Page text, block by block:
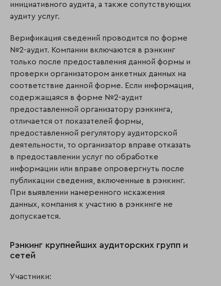
инициативного аудита, а также сопутствующих
аудиту услуг.
Верификация сведений проводится по форме
№2-аудит. Компании включаются в рэнкинг
только после предоставления данной формы и
проверки организатором анкетных данных на
соответствие данной форме. Если информация,
содержащаяся в форме №2-аудит
предоставленной организатору рэнкинга,
отличается от показателей формы,
предоставленной регулятору аудиторской
деятельности, то организатор вправе отказать
в предоставлении услуг по обработке
информации или вправе опровергнуть после
публикации сведения, включенные в рэнкинг.
При выявлении намеренного искажения
данных, компания к участию в рэнкинге не
допускается.
Рэнкинг крупнейших аудиторских групп и
сетей
Участники: